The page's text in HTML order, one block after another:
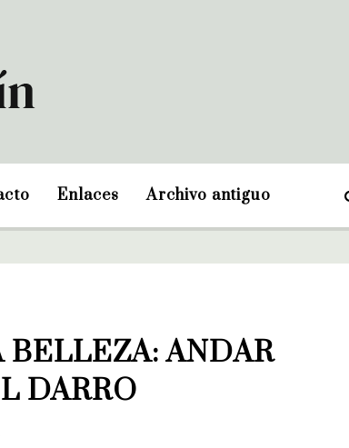
Enlaces Archivo antiguo
BELLEZA: ANDAR
DARRO